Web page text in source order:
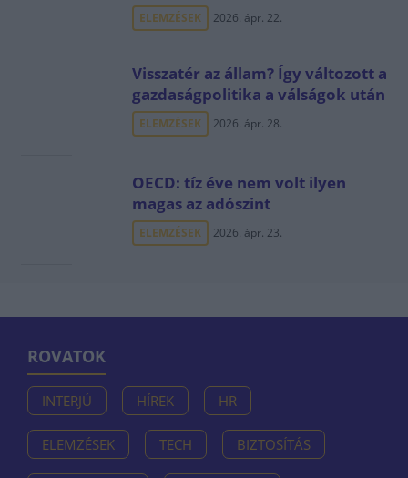
ELEMZÉSEK 2026. ápr. 22.
Visszatér az állam? Így változott a
gazdaságpolitika a válságok után
ELEMZÉSEK 2026. ápr. 28.
OECD: tíz éve nem volt ilyen
magas az adószint
ELEMZÉSEK 2026. ápr. 23.
ROVATOK
INTERJÚ HÍREK HR
ELEMZÉSEK TECH BIZTOSÍTÁS